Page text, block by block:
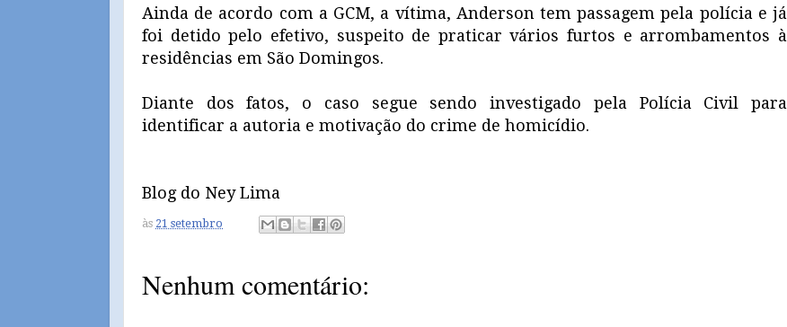
Ainda de acordo com a GCM, a vítima, Anderson tem passagem pela polícia e já
foi detido pelo efetivo, suspeito de praticar vários furtos e arrombamentos à
residências em São Domingos.
Diante dos fatos, o caso segue sendo investigado pela Polícia Civil para
identificar a autoria e motivação do crime de homicídio.
Blog do Ney Lima
às 21 setembro
Nenhum comentário: